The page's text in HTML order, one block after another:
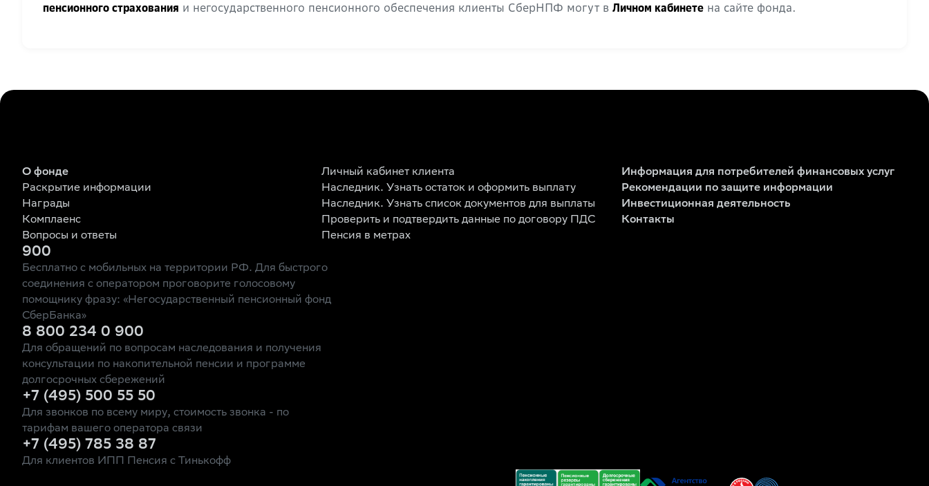
пенсионного страхования и негосударственного пенсионного обеспечения клиенты СберНПФ могут в Личном кабинете на сайте фонда.
О фонде
Раскрытие информации
Награды
Комплаенс
Вопросы и ответы
Личный кабинет клиента
Наследник. Узнать остаток и оформить выплату
Наследник. Узнать список документов для выплаты
Проверить и подтвердить данные по договору ПДС
Пенсия в метрах
Информация для потребителей финансовых услуг
Рекомендации по защите информации
Инвестиционная деятельность
Контакты
900
Бесплатно с мобильных на территории РФ. Для быстрого
соединения с оператором проговорите голосовому
помощнику фразу: «Негосударственный пенсионный фонд
СберБанка»
8 800 234 0 900
Для обращений по вопросам наследования и получения
консультации по накопительной пенсии и программе
долгосрочных сбережений
+7 (495) 500 55 50
Для звонков по всему миру, стоимость звонка - по
тарифам вашего оператора связи
+7 (495) 785 38 87
Для клиентов ИПП Пенсия с Тинькофф